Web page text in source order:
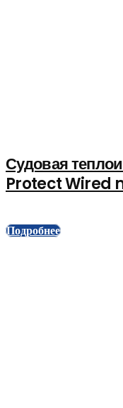
Судовая
Protect Wired
Подробнее